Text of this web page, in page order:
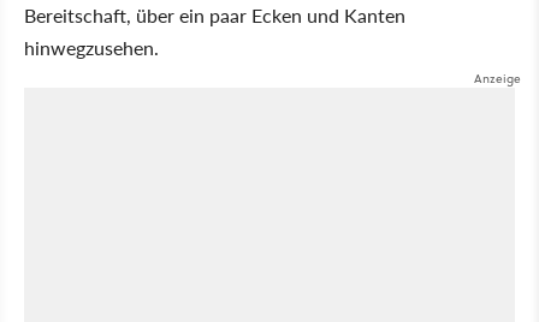
Bereitschaft, über ein paar Ecken und Kanten
hinwegzusehen.